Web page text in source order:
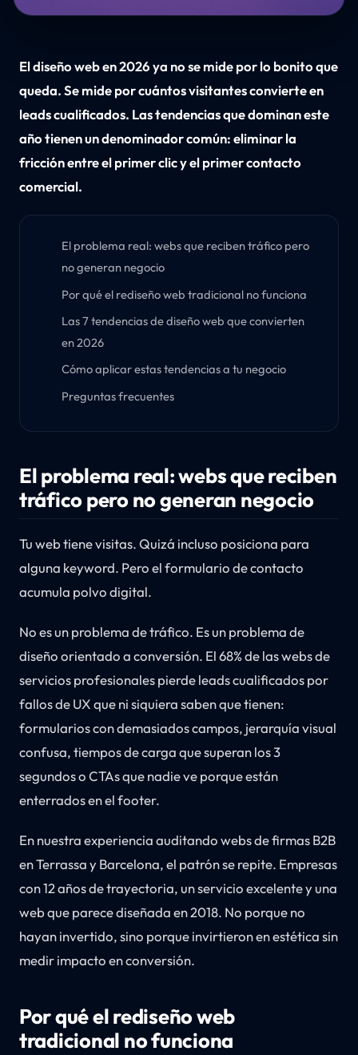
El diseño web en 2026 ya no se mide por lo bonito que
queda. Se mide por cuántos visitantes convierte en
leads cualificados. Las tendencias que dominan este
año tienen un denominador común: eliminar la
fricción entre el primer clic y el primer contacto
comercial.
El problema real: webs que reciben tráfico pero
no generan negocio
Por qué el rediseño web tradicional no funciona
Las 7 tendencias de diseño web que convierten
en 2026
Cómo aplicar estas tendencias a tu negocio
Preguntas frecuentes
El problema real: webs que reciben
tráfico pero no generan negocio
Tu web tiene visitas. Quizá incluso posiciona para
alguna keyword. Pero el formulario de contacto
acumula polvo digital.
No es un problema de tráfico. Es un problema de
diseño orientado a conversión. El 68% de las webs de
servicios profesionales pierde leads cualificados por
fallos de UX que ni siquiera saben que tienen:
formularios con demasiados campos, jerarquía visual
confusa, tiempos de carga que superan los 3
segundos o CTAs que nadie ve porque están
enterrados en el footer.
En nuestra experiencia auditando webs de firmas B2B
en Terrassa y Barcelona, el patrón se repite. Empresas
con 12 años de trayectoria, un servicio excelente y una
web que parece diseñada en 2018. No porque no
hayan invertido, sino porque invirtieron en estética sin
medir impacto en conversión.
Por qué el rediseño web
tradicional no funciona